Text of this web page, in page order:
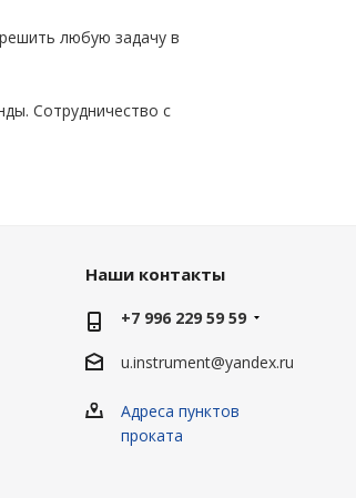
любую задачу в
Сотрудничество с
Наши контакты
+7 996 229 59 59
u.instrument@yandex.ru
Адреса пунктов
проката